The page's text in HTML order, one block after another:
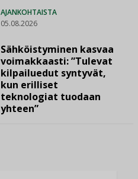
AJANKOHTAISTA
05.08.2026
Sähköistyminen kasvaa
voimakkaasti: ”Tulevat
kilpailuedut syntyvät,
kun erilliset
teknologiat tuodaan
yhteen”